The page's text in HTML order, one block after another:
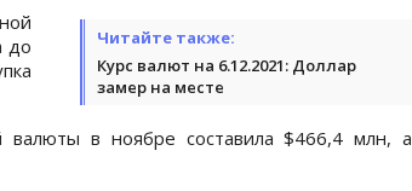
Читайте также:
Курс валют на 6.12.2021: Доллар
замер на месте
до
в ноябре составила $466,4 млн, а